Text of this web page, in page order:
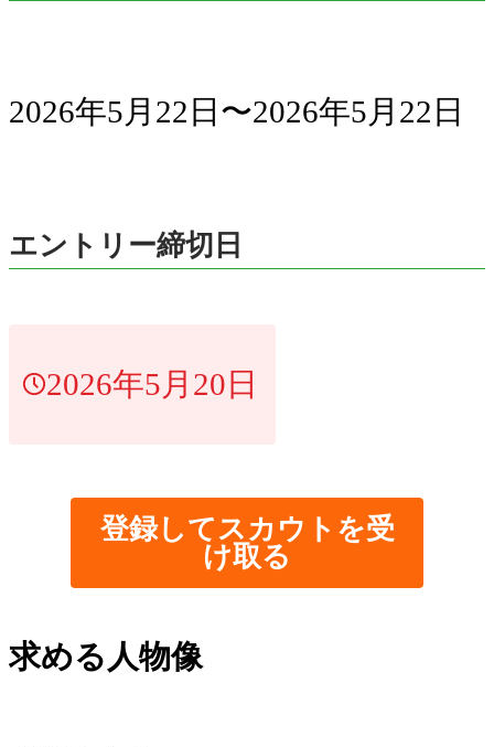
2026年5月22日〜2026年5月22日
エントリー締切日
2026年5月20日
登録してスカウトを受
け取る
求める人物像